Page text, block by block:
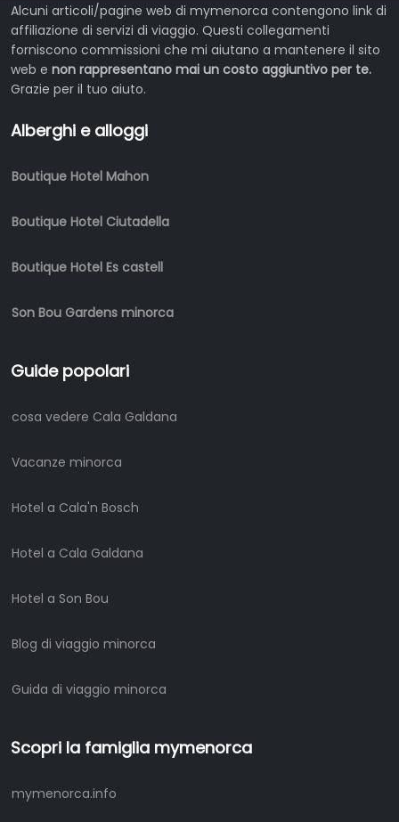
Alcuni articoli/pagine web di mymenorca contengono link di
affiliazione di servizi di viaggio. Questi collegamenti
forniscono commissioni che mi aiutano a mantenere il sito
web e non rappresentano mai un costo aggiuntivo per te.
Grazie per il tuo aiuto.
Alberghi e alloggi
Boutique Hotel Mahon
Boutique Hotel Ciutadella
Boutique Hotel Es castell
Son Bou Gardens minorca
Guide popolari
cosa vedere Cala Galdana
Vacanze minorca
Hotel a Cala'n Bosch
Hotel a Cala Galdana
Hotel a Son Bou
Blog di viaggio minorca
Guida di viaggio minorca
Scopri la famiglia mymenorca
mymenorca.info